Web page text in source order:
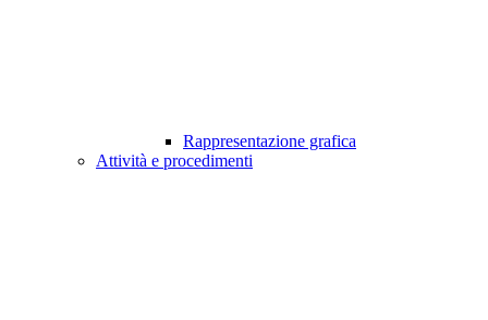
Rappresentazione grafica
Attività e procedimenti